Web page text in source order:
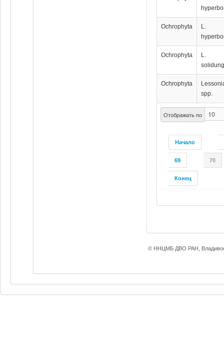
Отображать по
Начало
69 70
Конец
Ochrophyta
L.
Ochrophyta
L.
Ochrophyta
spp.
© ННЦМБ ДВО РАН,